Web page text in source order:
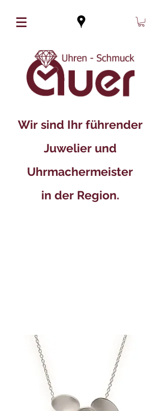
Wir sind Ihr führender
Juwelier und
Uhrmachermeister
in der Region.​